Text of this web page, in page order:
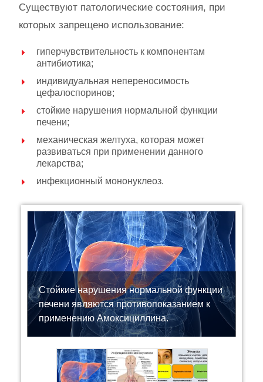
Существуют патологические состояния, при
которых запрещено использование:
гиперчувствительность к компонентам
антибиотика;
индивидуальная непереносимость
цефалоспоринов;
стойкие нарушения нормальной функции
печени;
механическая желтуха, которая может
развиваться при применении данного
лекарства;
инфекционный мононуклеоз.
Стойкие нарушения нормальной функции
печени являются противопоказанием к
применению Амоксициллина.